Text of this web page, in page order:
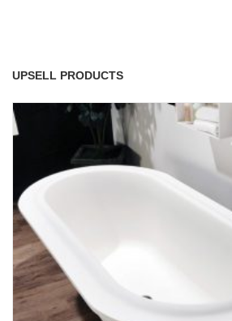
UPSELL PRODUCTS